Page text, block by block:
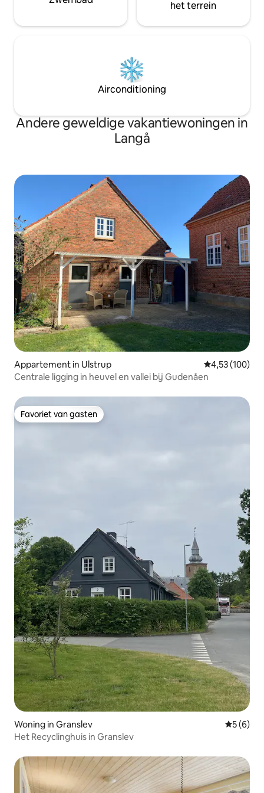
het terrein
Airconditioning
Andere geweldige vakantiewoningen in
Langå
Appartement in Ulstrup Gemiddelde
4,53 (100)
Centrale ligging in heuvel en vallei bij Gudenåen
Favoriet van gasten
Favoriet van gasten
Woning in Granslev
5 (6)
Het Recyclinghuis in Granslev